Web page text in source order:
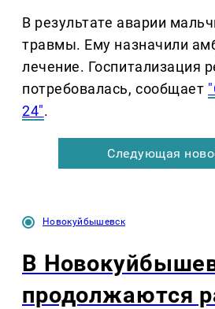
В результате аварии
травмы. Ему назначили
лечение. Госпитализация
потребовалась, сообщает
24".
Следующая
Новокуйбышевск
В
продолжаются